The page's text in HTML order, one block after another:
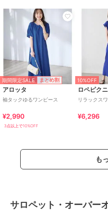
期間限定SALE まとめ割
アロッタ
袖タックゆるワンピース
¥2,990
3点以上で10%OFF
10%OFF
ロペピク
リラックス
¥6,296
も
サロペット・オーバー